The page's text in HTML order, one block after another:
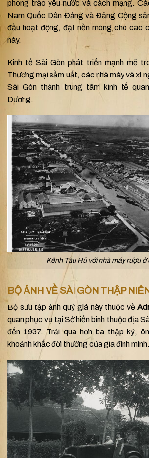
phong trào yêu nước và cách mạng.
Nam Quốc Dân Đảng và Đảng Cộng
đầu hoạt động, đặt nền móng cho các
này.
Kinh tế Sài Gòn phát triển mạnh mẽ
Thương mại sầm uất, các nhà máy và xí
Sài Gòn thành trung tâm kinh tế
Dương.
Kênh Tàu Hủ với nhà máy rượu ở
BỘ ẢNH VỀ SÀI GÒN THẬP
Bộ sưu tập ảnh quý giá này thuộc về
quan phục vụ tại Sở hiến binh thuộc địa
đến 1937. Trải qua hơn ba thập kỷ,
khoảnh khắc đời thường của gia đình mình.